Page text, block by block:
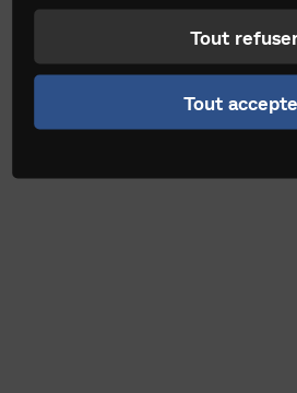
Tout
Tout